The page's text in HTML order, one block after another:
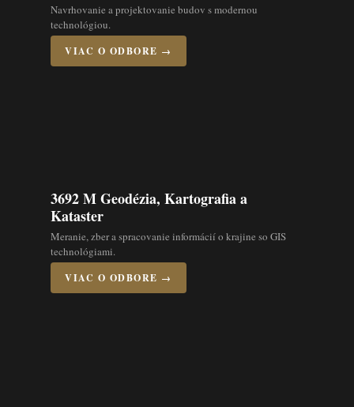
Navrhovanie a projektovanie budov s modernou
technológiou.
VIAC O ODBORE →
3692 M Geodézia, Kartografia a
Kataster
Meranie, zber a spracovanie informácií o krajine so GIS
technológiami.
VIAC O ODBORE →